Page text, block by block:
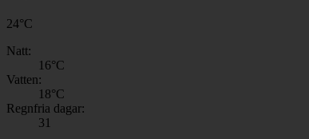
24°C
Natt:
16°C
Vatten:
18°C
Regnfria dagar:
31